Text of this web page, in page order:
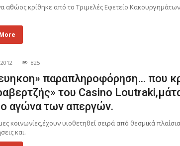
κρίθηκε από το Τριμελές Εφετείο Κακουργημάτων
825
παραπληροφόρηση… που
του Casino
αγώνα των απεργών.
κοινωνίες,έχουν υιοθετηθεί σειρά από θεσµικά
και.